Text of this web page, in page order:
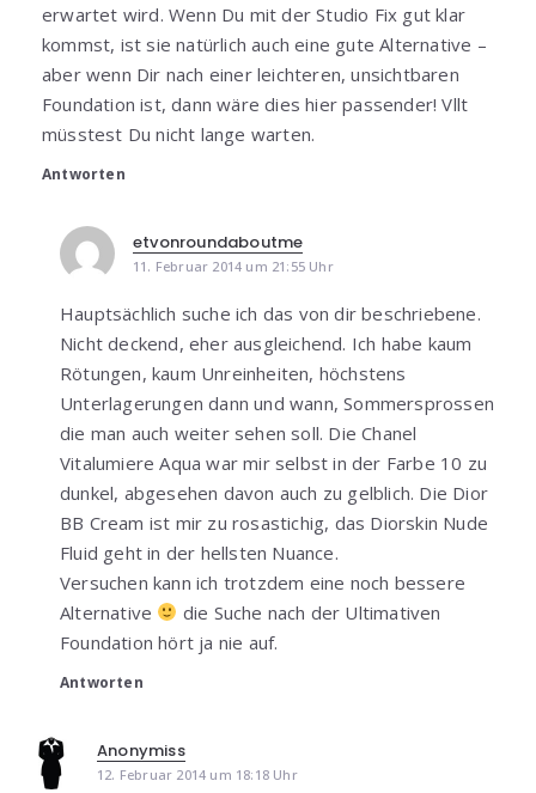
erwartet wird. Wenn Du mit der Studio Fix gut klar
kommst, ist sie natürlich auch eine gute Alternative –
aber wenn Dir nach einer leichteren, unsichtbaren
Foundation ist, dann wäre dies hier passender! Vllt
müsstest Du nicht lange warten.
Antworten
etvonroundaboutme
11. Februar 2014 um 21:55 Uhr
Hauptsächlich suche ich das von dir beschriebene.
Nicht deckend, eher ausgleichend. Ich habe kaum
Rötungen, kaum Unreinheiten, höchstens
Unterlagerungen dann und wann, Sommersprossen
die man auch weiter sehen soll. Die Chanel
Vitalumiere Aqua war mir selbst in der Farbe 10 zu
dunkel, abgesehen davon auch zu gelblich. Die Dior
BB Cream ist mir zu rosastichig, das Diorskin Nude
Fluid geht in der hellsten Nuance.
Versuchen kann ich trotzdem eine noch bessere
Alternative
die Suche nach der Ultimativen
Foundation hört ja nie auf.
Antworten
Anonymiss
12. Februar 2014 um 18:18 Uhr